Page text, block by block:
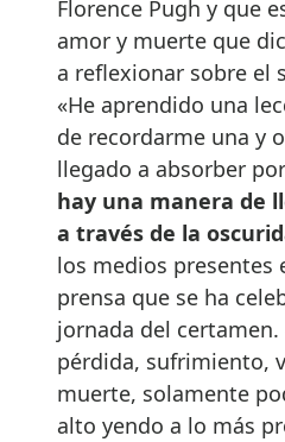
Florence Pugh y que
amor y muerte que
a reflexionar sobre el
«He aprendido una
de recordarme una y
llegado a absorber
hay una manera de
a través de la
los medios presentes
prensa que se ha
jornada del certamen.
pérdida, sufrimiento,
muerte, solamente
alto yendo a lo más